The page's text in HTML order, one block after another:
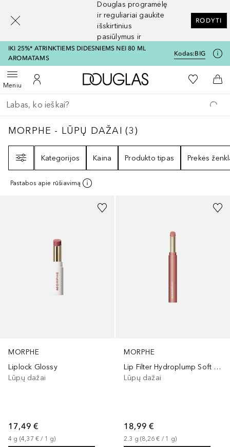
Douglas programėlę
ir reguliariai gaukite
išskirtinius
pasiūlymus ir
nuolaidas
RODYTI
IKI 25%* ATRINKTIEMS DIDESNIEMS NEI 80 ML
AROMATAMS
Kodas:BIG
MeniuAtidaryti meniuĮ mano paskyrą
Į Douglas pagrindinį
Į mano
Į
Grįžk atgal
Vykdykite paiešką
MORPHE - LŪPŲ DAŽAI3
MORPHE - LŪPŲ DAŽAI (3)
Kategorijos
Kaina Produkto tipas Prekės
Pastabos apie rūšiavimą
MORPHE
Liplock Glossy
Lūpų dažai
17,49 €
4 g (4,37 € / 1 g)
+7
MORPHE
Lip Filter Hydroplump Soft Matte Lipstick
Lūpų dažai
18,99 €
2.3 g (8,26 € / 1 g)
[navigation.slideout.screenreader]